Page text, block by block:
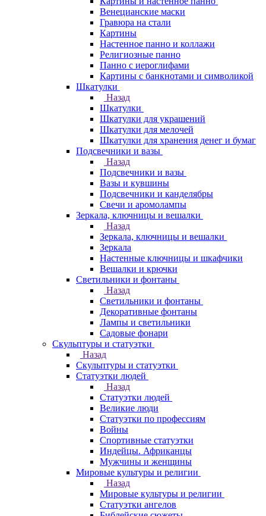
Венецианские маски
Гравюра на стали
Картины
Настенное панно и коллажи
Религиозные панно
Панно с иероглифами
Картины с банкнотами и символикой
Шкатулки
Назад
Шкатулки
Шкатулки для украшений
Шкатулки для мелочей
Шкатулки для хранения денег и бумаг
Подсвечники и вазы
Назад
Подсвечники и вазы
Вазы и кувшины
Подсвечники и канделябры
Свечи и аромолампы
Зеркала, ключницы и вешалки
Назад
Зеркала, ключницы и вешалки
Зеркала
Настенные ключницы и шкафчики
Вешалки и крючки
Светильники и фонтаны
Назад
Светильники и фонтаны
Декоративные фонтаны
Лампы и светильники
Садовые фонари
Скульптуры и статуэтки
Назад
Скульптуры и статуэтки
Статуэтки людей
Назад
Статуэтки людей
Великие люди
Статуэтки по профессиям
Войны
Спортивные статуэтки
Индейцы. Африканцы
Мужчины и женщины
Мировые культуры и религии
Назад
Мировые культуры и религии
Статуэтки ангелов